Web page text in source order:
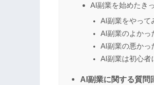
AI副業を始めたき
AI副業をやって
AI副業のよかっ
AI副業の悪かっ
AI副業は初心者
AI副業に関する質問